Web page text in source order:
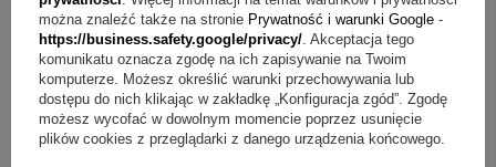
Pytanie:Jak wykonywany jest grawer na rewersie?
Odpowiedź: Wykonujemy grawerunek na rewersie obrazka,
a grawer na odwrocie jest bez limitu znaków.
można znaleźć także na stronie Prywatność i warunki Google -
https://business.safety.google/privacy/ . Akceptacja tego
komunikatu oznacza zgodę na ich zapisywanie na Twoim
komputerze. Możesz określić warunki przechowywania lub
dostępu do nich klikając w zakładkę „Konfiguracja zgód”. Zgodę
możesz wycofać w dowolnym momencie poprzez usunięcie
plików cookies z przeglądarki z danego urządzenia końcowego.